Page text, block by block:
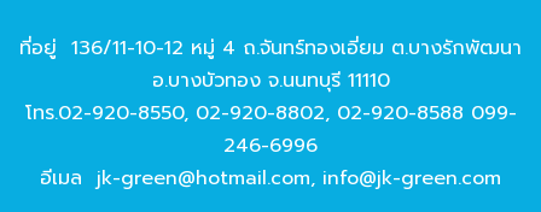
ที่อยู่ 136/11-10-12 หมู่ 4 ถ.จันทร์ทองเอี่ยม ต.บางรักพัฒนา
อ.บางบัวทอง จ.นนทบุรี 11110
โทร.02-920-8550, 02-920-8802, 02-920-8588 099-
246-6996
อีเมล jk-green@hotmail.com, info@jk-green.com